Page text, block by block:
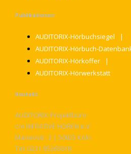
Publikationen
AUDITORIX-Hörbuchsiegel
AUDITORIX-Hörbuch-
AUDITORIX-Hörkoffer
AUDITORIX-Hörwerkstatt
Kontakt
AUDITORIX-Projektbüro
c/o INITIATIVE HÖREN e.V.
Marienstr. 3 | 50825 Köln
Tel: 0221 95265018